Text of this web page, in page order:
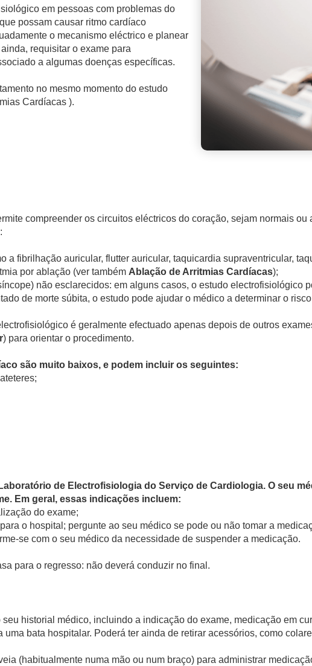
em pessoas com problemas do
possam causar ritmo cardíaco
o mecanismo eléctrico e planear
requisitar o exame para
a algumas doenças específicas.
no mesmo momento do estudo
Cardíacas ).
compreender os circuitos eléctricos do coração, sejam normais
a fibrilhação auricular, flutter auricular, taquicardia supraventricular,
por ablação (ver também Ablação de Arritmias Cardíacas);
não esclarecidos: em alguns casos, o estudo electrofisiológico
de morte súbita, o estudo pode ajudar o médico a determinar o
é geralmente efectuado apenas depois de outros
) para orientar o procedimento.
são muito baixos, e podem incluir os seguintes:
de Electrofisiologia do Serviço de Cardiologia. O seu
Em geral, essas indicações incluem:
do exame;
o hospital; pergunte ao seu médico se pode ou não tomar a
se com o seu médico da necessidade de suspender a medicação.
para o regresso: não deverá conduzir no final.
historial médico, incluindo a indicação do exame, medicação em
bata hospitalar. Poderá ter ainda de retirar acessórios, como
(habitualmente numa mão ou num braço) para administrar